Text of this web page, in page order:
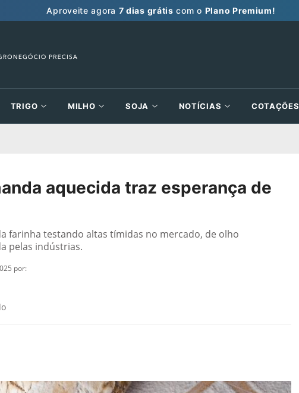
Aproveite agora 7 dias grátis com o Plano Premium!
TRIGO MILHO SOJA NOTÍCIAS COTAÇÕES
aquecida traz esperança de
farinha testando altas tímidas no mercado, de olho
pelas indústrias.
por: